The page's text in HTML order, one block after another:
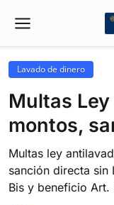
Lavado de dinero
Multas
montos,
Multas ley
sanción directa sin
Bis y beneficio